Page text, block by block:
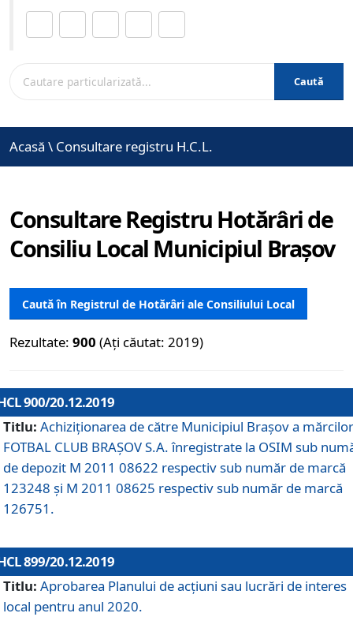
Caută
Acasă \ Consultare registru H.C.L.
Consultare Registru Hotărâri de
Consiliu Local Municipiul Brașov
Caută în Registrul de Hotărâri ale Consiliului Local
Rezultate: 900 (Ați căutat: 2019)
900/20.12.2019
Titlu: Achiziționarea de către Municipiul Brașov a mărcilor
FOTBAL CLUB BRAȘOV S.A. înregistrate la OSIM sub
de depozit M 2011 08622 respectiv sub număr de marcă
123248 și M 2011 08625 respectiv sub număr de marcă
126751.
899/20.12.2019
Titlu: Aprobarea Planului de acţiuni sau lucrări de interes
local pentru anul 2020.